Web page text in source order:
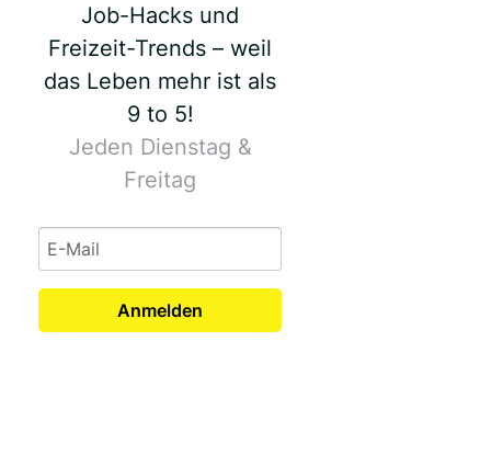
Job-Hacks und
Freizeit-Trends – weil
das Leben mehr ist als
9 to 5!
Jeden Dienstag &
Freitag
Anmelden